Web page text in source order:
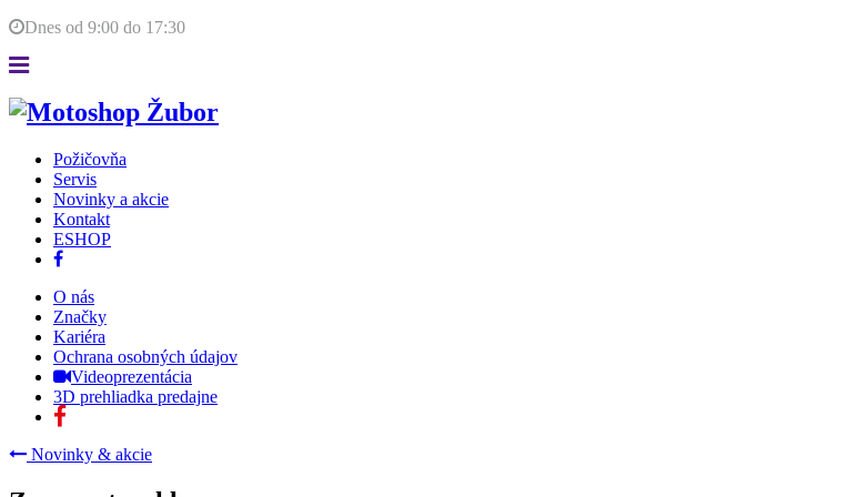
Dnes od 9:00 do 17:30
Požičovňa
Servis
Novinky a akcie
Kontakt
ESHOP
O nás
Značky
Kariéra
Ochrana osobných údajov
Videoprezentácia
3D prehliadka predajne
Novinky & akcie